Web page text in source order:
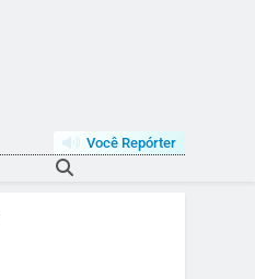
Você Repórter